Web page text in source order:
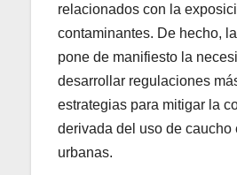
relacionados con la
contaminantes. De hecho,
pone de manifiesto la
desarrollar regulaciones
estrategias para mitigar la
derivada del uso de caucho
urbanas.